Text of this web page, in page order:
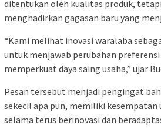
ditentukan oleh kualitas produk,
menghadirkan gagasan baru yang
“Kami melihat inovasi waralaba
untuk menjawab perubahan
memperkuat daya saing usaha,” ujar
Pesan tersebut menjadi pengingat
sekecil apa pun, memiliki
selama terus berinovasi dan